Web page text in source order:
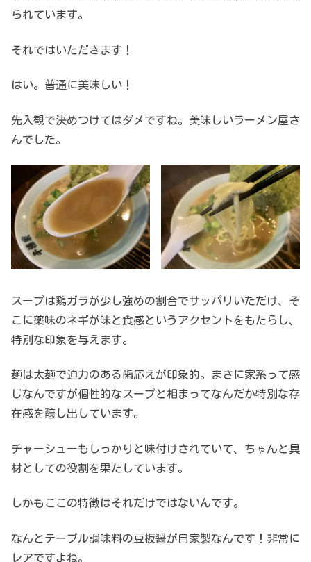
られています。
それではいただきます！
はい。普通に美味しい！
先入観で決めつけてはダメですね。美味しいラーメン屋さ
んでした。
スープは鶏ガラが少し強めの割合でサッパリいただけ、そ
こに薬味のネギが味と食感というアクセントをもたらし、
特別な印象を与えます。
麺は太麺で迫力のある歯応えが印象的。まさに家系って感
じなんですが個性的なスープと相まってなんだか特別な存
在感を醸し出しています。
チャーシューもしっかりと味付けされていて、ちゃんと具
材としての役割を果たしています。
しかもここの特徴はそれだけではないんです。
なんとテーブル調味料の豆板醤が自家製なんです！非常に
レアですよね。